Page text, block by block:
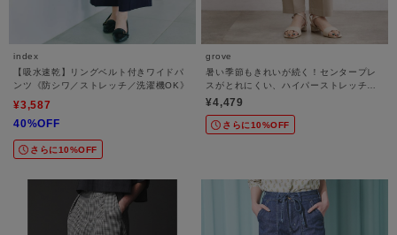
index
【吸水速乾】リングベルト付きワイドパ
ンツ《防シワ／ストレッチ／洗濯機OK》
¥3,587
40%OFF
さらに10%OFF
grove
暑い季節もきれいが続く！センタープレ
スがとれにくい、ハイパーストレッチテ
ーパードパンツ
¥4,479
さらに10%OFF